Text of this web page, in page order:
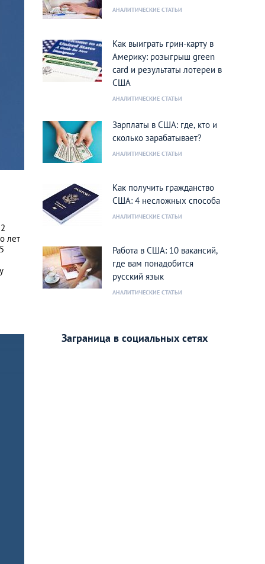
лет
АНАЛИТИЧЕСКИЕ СТАТЬИ
Как выиграть грин-карту в
Америку: розыгрыш green
card и результаты лотереи в
США
АНАЛИТИЧЕСКИЕ СТАТЬИ
Зарплаты в США: где, кто и
сколько зарабатывает?
АНАЛИТИЧЕСКИЕ СТАТЬИ
Как получить гражданство
США: 4 несложных способа
АНАЛИТИЧЕСКИЕ СТАТЬИ
Работа в США: 10 вакансий,
где вам понадобится
русский язык
АНАЛИТИЧЕСКИЕ СТАТЬИ
Заграница в социальных сетях